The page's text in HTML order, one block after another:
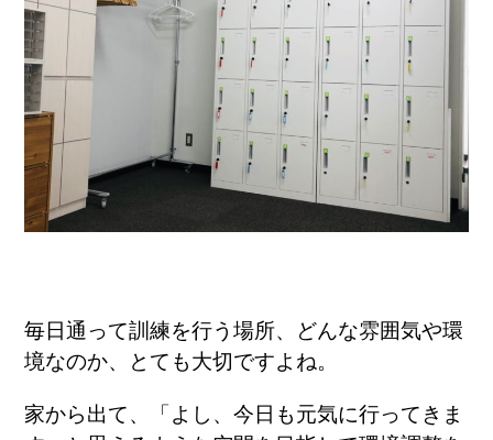
毎日通って訓練を行う場所、どんな雰囲気や環
境なのか、とても大切ですよね。
家から出て、「よし、今日も元気に行ってきま